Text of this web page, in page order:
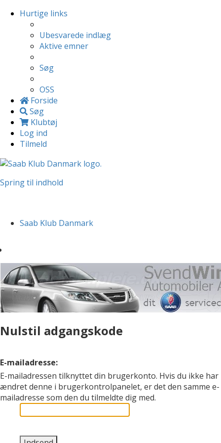
Hurtige links
Ubesvarede indlæg
Aktive emner
Søg
OSS
Forside
Søg
Klubtøj
Log ind
Tilmeld
Spring til indhold
Saab Klub Danmark
Nulstil adgangskode
E-mailadresse:
E-mailadressen tilknyttet din brugerkonto. Hvis du ikke har
ændret denne i brugerkontrolpanelet, er det den samme e-
mailadresse som den du tilmeldte dig med.